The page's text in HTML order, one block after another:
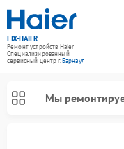
FIX-HAIER
Ремонт устройств Haier
Специализированный
cервисный центр г.Барнаул
Мы